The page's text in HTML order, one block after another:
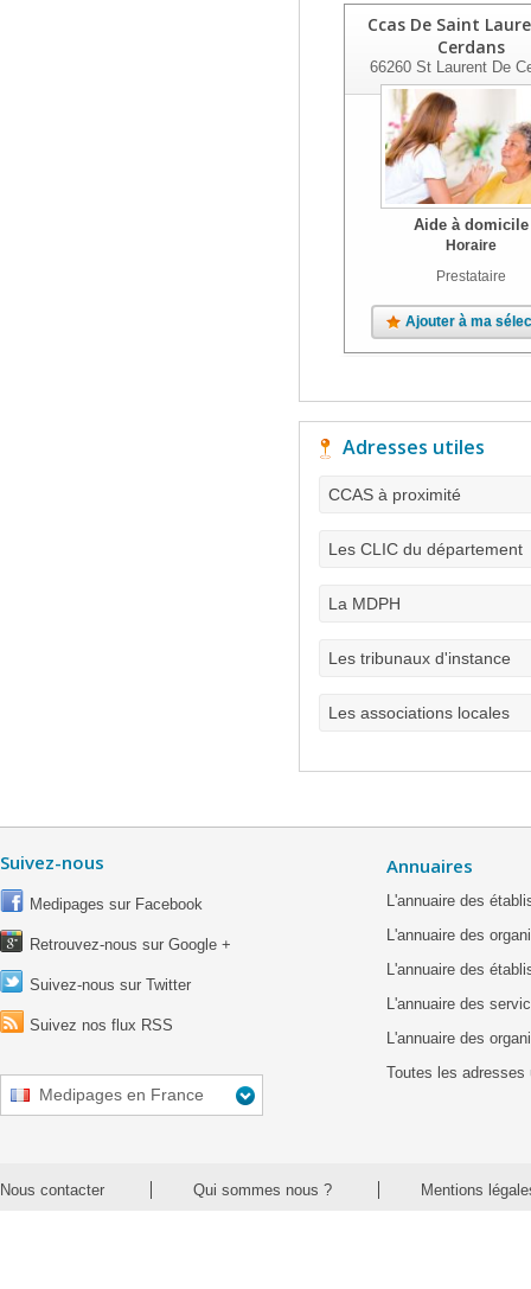
Ccas De Saint
Cerdans
66260 St Laurent De
Aide à domicile
Horaire
Prestataire
Ajouter à ma
Adresses utiles
CCAS à proximité
Les CLIC du département
La MDPH
Les tribunaux d'instance
Les associations locales
Suivez-nous
Medipages sur Facebook
Retrouvez-nous sur Google +
Suivez-nous sur Twitter
Suivez nos flux RSS
Medipages en France
Annuaires
L'annuaire des
L'annuaire des
L'annuaire des
L'annuaire des
L'annuaire des
Toutes les adresses
Nous contacter Qui sommes nous ? Mentions